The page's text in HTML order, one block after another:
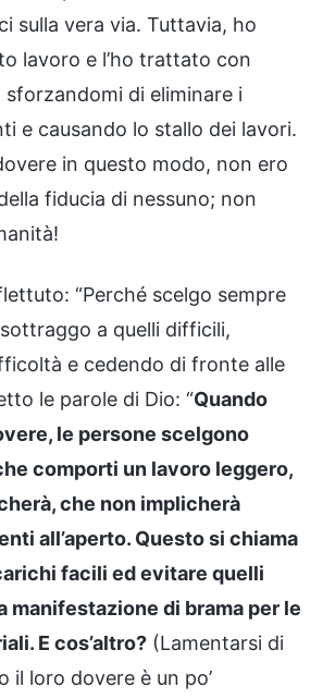
sulla vera via. Tuttavia, ho
lavoro e l’ho trattato con
di eliminare i
e causando lo stallo dei lavori.
in questo modo, non ero
fiducia di nessuno; non
“Perché scelgo sempre
a quelli difficili,
e cedendo di fronte alle
le parole di Dio: “Quando
le persone scelgono
comporti un lavoro leggero,
che non implicherà
all’aperto. Questo si chiama
facili ed evitare quelli
manifestazione di brama per le
E cos’altro? (Lamentarsi di
il loro dovere è un po’